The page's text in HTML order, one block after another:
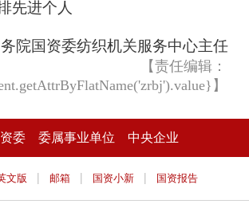
进个人
国资委纺织机关服务中心主任
【责任编辑：
】
委 委属事业单位 中央企业
文版 | 邮箱 | 国资小新 | 国资报告